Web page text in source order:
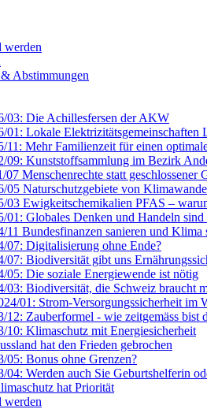
werden
Abstimmungen
03: Die Achillesfersen der AKW
01: Lokale Elektrizitätsgemeinschaften
11: Mehr Familienzeit für einen
09: Kunststoffsammlung im Bezirk
07 Menschenrechte statt geschlossener
05 Naturschutzgebiete von
03 Ewigkeitschemikalien PFAS –
01: Globales Denken und Handeln
11 Bundesfinanzen sanieren und Klima
07: Digitalisierung ohne Ende?
07: Biodiversität gibt uns
05: Die soziale Energiewende ist nötig
03: Biodiversität, die Schweiz braucht
01: Strom-Versorgungssicherheit im
12: Zauberformel - wie zeitgemäss bist
10: Klimaschutz mit Energiesicherheit
hat den Frieden gebrochen
05: Bonus ohne Grenzen?
04: Werden auch Sie Geburtshelferin
hat Priorität
werden